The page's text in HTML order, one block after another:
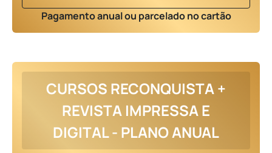
Pagamento anual ou parcelado no cartão
CURSOS RECONQUISTA +
REVISTA IMPRESSA E
DIGITAL - PLANO ANUAL